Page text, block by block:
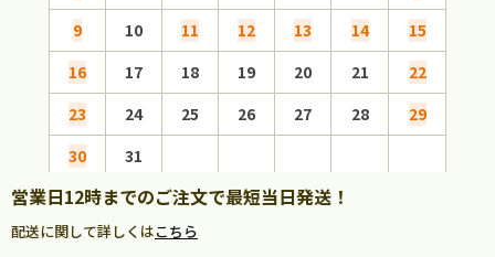
9
10 11 12 13 14
15
16
17 18 19 20 21
22
23
24 25 26 27 28
29
30
31
営業日12時までのご注文で最短当日発送！
配送に関して詳しくはこちら